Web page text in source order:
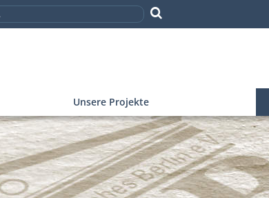
Unsere Projekte